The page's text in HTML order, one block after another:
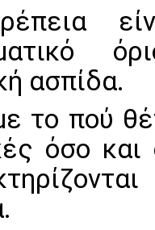
ασπίδα.
το πού
όσο και